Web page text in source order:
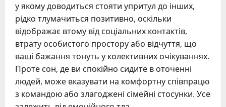
у якому доводиться стояти упритул до інших,
рідко тлумачиться позитивно, оскільки
відображає втому від соціальних контактів,
втрату особистого простору або відчуття, що
ваші бажання тонуть у колективних очікуваннях.
Проте сон, де ви спокійно сидите в оточенні
людей, може вказувати на комфортну співпрацю
з командою або злагоджені сімейні стосунки. Усе